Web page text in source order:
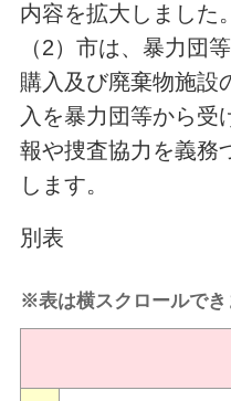
内容を拡大しました。
（2）市は、暴力団
購入及び廃棄物施設
入を暴力団等から受
報や捜査協力を義務
します。
別表
※表は横スクロールでき